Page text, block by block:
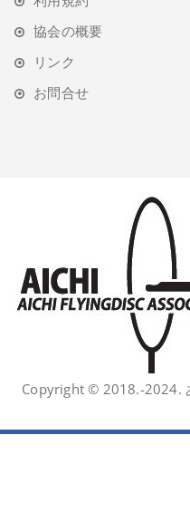
協会の概要
リンク
お問合せ
Copyright © 2018.-2024.